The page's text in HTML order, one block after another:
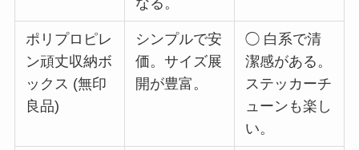
なる。
ポリプロピレ
ン頑丈収納ボ
ックス (無印
良品)
シンプルで安
価。サイズ展
開が豊富。
◯ 白系で清
潔感がある。
ステッカーチ
ューンも楽し
い。